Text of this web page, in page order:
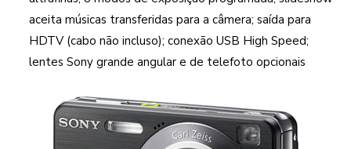
aceita músicas transferidas para a câmera; saída para
HDTV (cabo não incluso); conexão USB High Speed;
lentes Sony grande angular e de telefoto opcionais